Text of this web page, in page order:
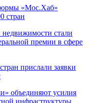
«Мос.Хаб»
стран
стали
премии в сфере
прислали заявки
объединяют усилия
инфраструктуры